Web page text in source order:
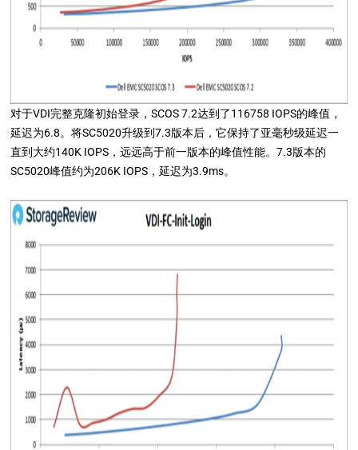
对于VDI完整克隆初始登录，SCOS 7.2达到了116758 IOPS的峰值，
延迟为6.8。将SC5020升级到7.3版本后，它保持了亚毫秒级延迟一
直到大约140K IOPS，远远高于前一版本的峰值性能。7.3版本的
SC5020峰值约为206K IOPS，延迟为3.9ms。